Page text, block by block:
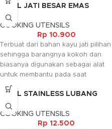
aman dan tidak beracun untuk
makanan, selain itu juga bisa
digunakan untuk meratakan cream
dipermuakaan kue dan barangnya
juga mudah dibersihkan.
Kami akan menghubungi Anda
kembali, jika request warna tidak
SUTIL JATI BESAR EMAS
COOKING UTENSILS
Rp 10.900
Terbuat dari bahan kayu jati pilihan
sehingga barangnya kokoh dan
biasanya digunakan sebagai alat
untuk membantu pada saat
memasak. Sutil ini umum digunakan
dalam rumah tangga, hotel, rumah
makan, restaurant maupun tempat
lainnya sesuai dengan keperluan.
SUTIL STAINLESS LUBANG
GAGANG KAYU
COOKING UTENSILS
Rp 12.500